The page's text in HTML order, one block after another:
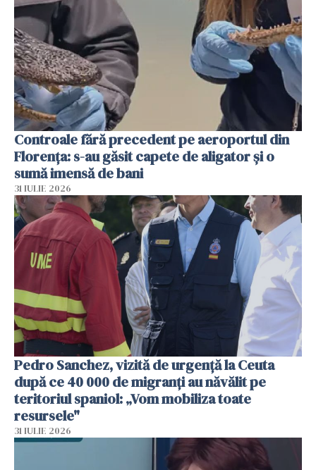
Controale fără precedent pe aeroportul din
Florența: s-au găsit capete de aligator și o
sumă imensă de bani
31 IULIE 2026
Pedro Sanchez, vizită de urgență la Ceuta
după ce 40 000 de migranți au năvălit pe
teritoriul spaniol: „Vom mobiliza toate
resursele"
31 IULIE 2026